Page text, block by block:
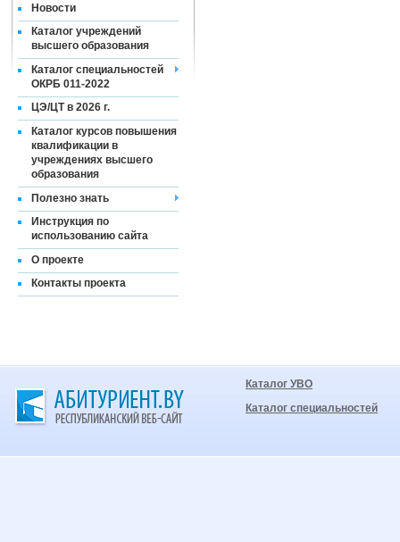
Новости
Каталог учреждений
высшего образования
Каталог специальностей
ОКРБ 011-2022
ЦЭ/ЦТ в 2026 г.
Каталог курсов повышения
квалификации в
учреждениях высшего
образования
Полезно знать
Инструкция по
использованию сайта
О проекте
Контакты проекта
Каталог УВО
Каталог специальностей